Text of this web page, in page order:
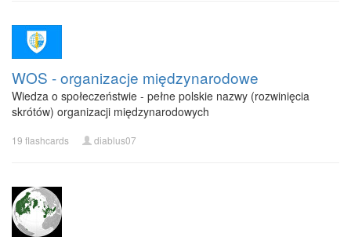
WOS - organizacje międzynarodowe
Wiedza o społeczeństwie - pełne polskie nazwy (rozwinięcia
skrótów) organizacji międzynarodowych
19 flashcards diablus07